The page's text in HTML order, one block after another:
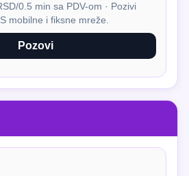
0.5 min sa PDV-om · Pozivi
mobilne i fiksne mreže.
Pozovi